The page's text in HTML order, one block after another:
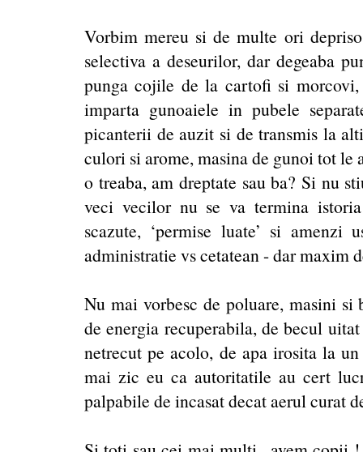
Vorbim mereu si de multe ori
selectiva a deseurilor, dar degeaba
punga cojile de la cartofi si
imparta gunoaiele in pubele
picanterii de auzit si de transmis la
culori si arome, masina de gunoi tot le
o treaba, am dreptate sau ba? Si nu
veci vecilor nu se va termina
scazute, ‘permise luate’ si
administratie vs cetatean - dar maxim
Nu mai vorbesc de poluare, masini
de energia recuperabila, de becul
netrecut pe acolo, de apa irosita la
mai zic eu ca autoritatile au cert
palpabile de incasat decat aerul curat